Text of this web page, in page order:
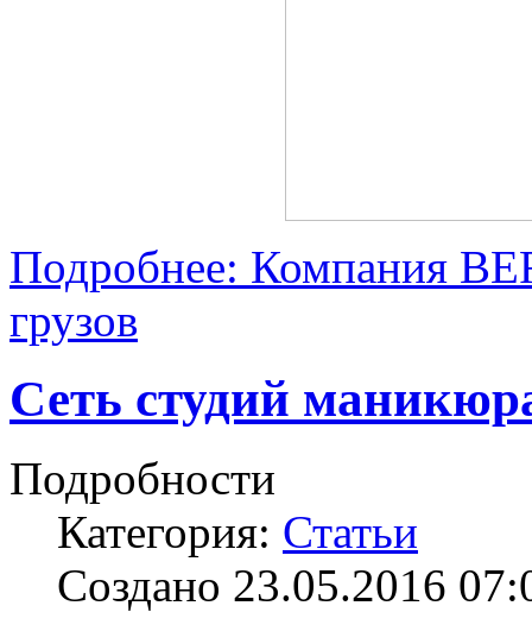
Подробнее: Компания
грузов
Сеть студий
Подробности
Категория: Статьи
Создано 23.05.2016